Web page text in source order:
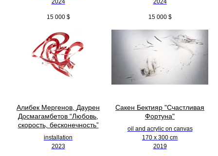
2024
15 000 $
2024
15 000 $
Алибек Мергенов, Даурен
Досмагамбетов “Любовь,
скорость, бесконечность”
installation
2023
Сакен Бектияр "Счастливая
Фортуна"
oil and acrylic on canvas
170 x 300 cm
2019